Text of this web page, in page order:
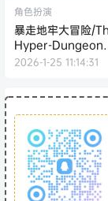
角色扮演
暴走地牢大冒险/
Hyper-Dungeon
Chronicles
2026-1-25 11:14:31